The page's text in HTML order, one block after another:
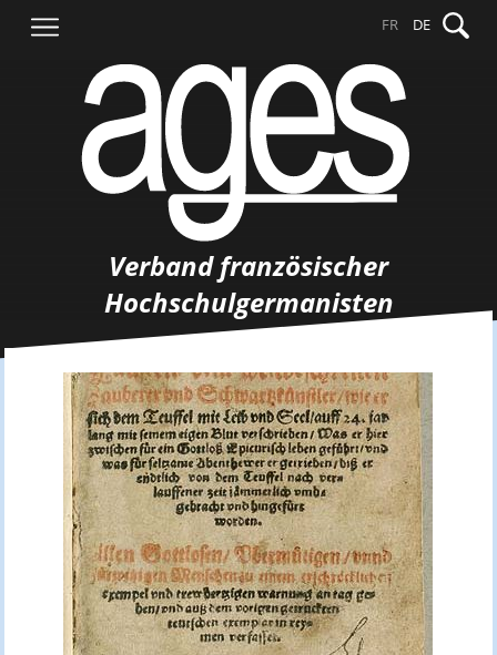
Inhalt
nach:
FR DE
Verband französischer
Hochschulgermanisten